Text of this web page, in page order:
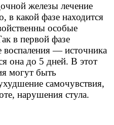
железы лечение
в какой фазе находится
особые
в первой фазе
— источника
она до 5 дней. В этот
могут быть
самочувствия,
нарушения стула.